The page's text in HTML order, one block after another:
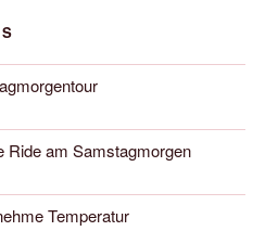
Ride am Samstagmorgen
Temperatur